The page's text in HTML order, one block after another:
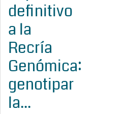
definitivo
a la
Recría
Genómica:
genotipar
la...